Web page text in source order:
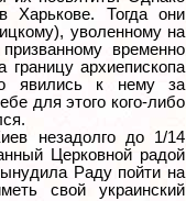
Харькове. Тогда они
уволенному на
временно
границу архиепископа
явились к нему за
для этого кого-либо
незадолго до 1/14
Церковной радой
Раду пойти на
свой украинский